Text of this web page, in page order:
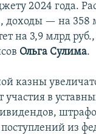
2024 года.
доходы — на 358
на 3,9 млрд руб.,
Ольга Сулима.
казны
участия в
из